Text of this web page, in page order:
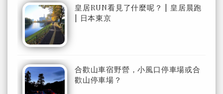
皇居RUN看見了什麼呢？ | 皇居晨跑
| 日本東京
合歡山車宿野營，小風口停車場或合
歡山停車場？